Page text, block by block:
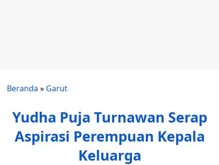
Beranda » Garut
Yudha Puja Turnawan Serap
Aspirasi Perempuan Kepala
Keluarga